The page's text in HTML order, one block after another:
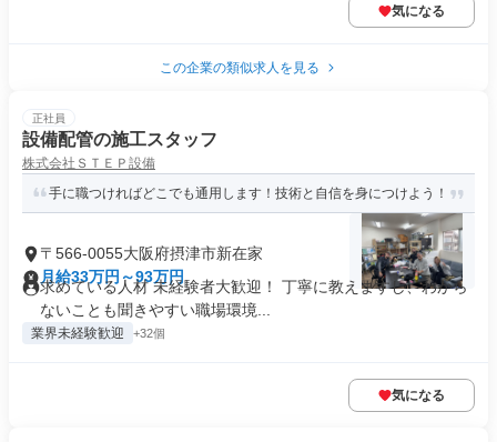
気になる
この企業の類似求人を見る
正社員
設備配管の施工スタッフ
株式会社ＳＴＥＰ設備
手に職つければどこでも通用します！技術と自信を身につけよう！
〒566-0055大阪府摂津市新在家
月給33万円～93万円
求めている人材 未経験者大歓迎！ 丁寧に教えますし、わから
ないことも聞きやすい職場環境...
業界未経験歓迎 +32個
気になる